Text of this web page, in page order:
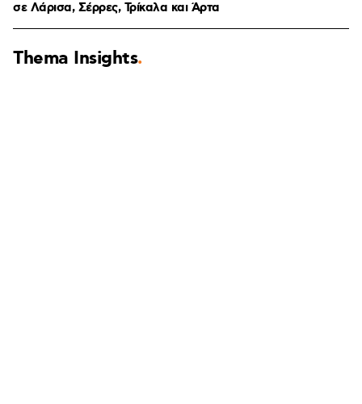
σε Λάρισα, Σέρρες, Τρίκαλα και Άρτα
Thema Insights